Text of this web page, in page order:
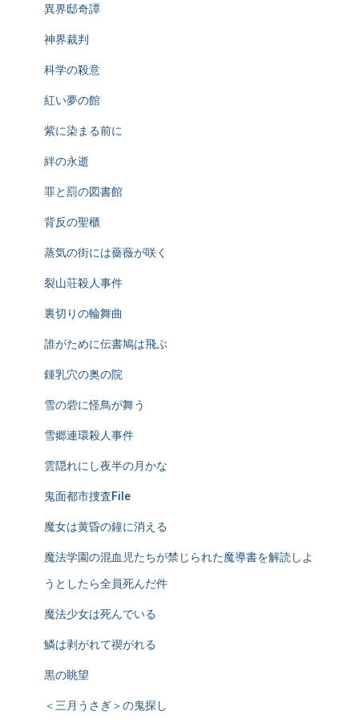
異界邸奇譚
神界裁判
科学の殺意
紅い夢の館
紫に染まる前に
絆の永逝
罪と罰の図書館
背反の聖櫃
蒸気の街には薔薇が咲く
裂山荘殺人事件
裏切りの輪舞曲
誰がために伝書鳩は飛ぶ
鍾乳穴の奥の院
雪の砦に怪鳥が舞う
雪郷連環殺人事件
雲隠れにし夜半の月かな
鬼面都市捜査File
魔女は黄昏の鐘に消える
魔法学園の混血児たちが禁じられた魔導書を解読しよ
うとしたら全員死んだ件
魔法少女は死んでいる
鱗は剥がれて禊がれる
黒の眺望
＜三月うさぎ＞の鬼探し